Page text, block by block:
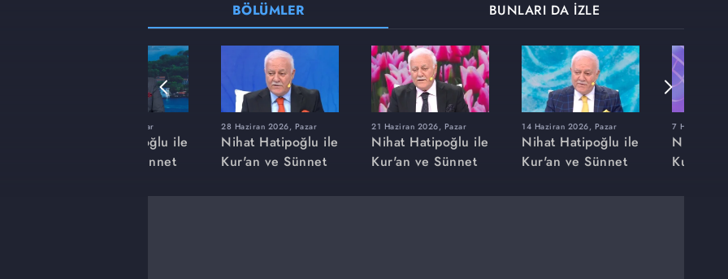
BÖLÜMLER BUNLARI DA İZLE
22 Mart 2026, Pazar
Nihat Hatipoğlu ile
Kur'an ve Sünnet
28 Haziran 2026, Pazar
Nihat Hatipoğlu ile
Kur'an ve Sünnet
21 Haziran 2026, Pazar
Nihat Hatipoğlu ile
Kur'an ve Sünnet
14 Haziran 2026, Pazar
Nihat Hatipoğlu ile
Kur'an ve Sünnet
7 Haziran
Nihat
Kur'an